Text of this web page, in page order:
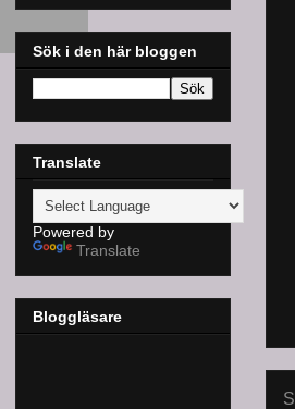
Sök i den här bloggen
Translate
Powered by
Translate
Bloggläsare